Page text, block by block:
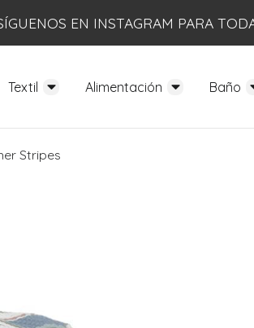
EN INSTAGRAM PARA
Textil Alimentación Baño
Stripes